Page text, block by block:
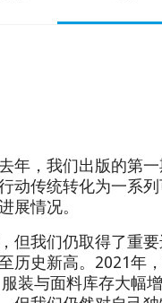
年，我们出版的第
动传统转化为一系
展情况。
但我们仍取得了重要
历史新高。2021年
装与面料库存大幅